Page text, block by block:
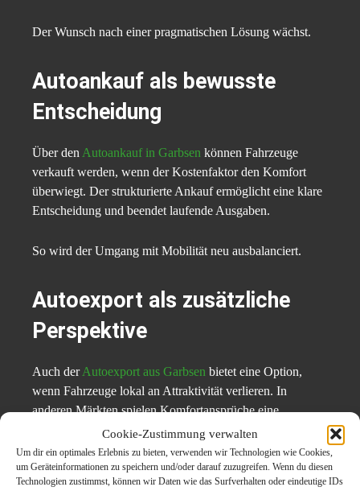
Cookie-Zustimmung verwalten
Um dir ein optimales Erlebnis zu bieten, verwenden wir Technologien wie Cookies,
um Geräteinformationen zu speichern und/oder darauf zuzugreifen. Wenn du diesen
Technologien zustimmst, können wir Daten wie das Surfverhalten oder eindeutige IDs
Der Wunsch nach einer pragmatischen Lösung wächst.
Autoankauf als bewusste
Entscheidung
Über den Autoankauf in Garbsen können Fahrzeuge
verkauft werden, wenn der Kostenfaktor den Komfort
überwiegt. Der strukturierte Ankauf ermöglicht eine klare
Entscheidung und beendet laufende Ausgaben.
So wird der Umgang mit Mobilität neu ausbalanciert.
Autoexport als zusätzliche
Perspektive
Auch derAutoexport aus Garbsen bietet eine Option,
wenn Fahrzeuge lokal an Attraktivität verlieren. In
anderen Märkten spielen Komfortansprüche eine
geringere Rolle, während Funktionalität im Vordergrund
steht.